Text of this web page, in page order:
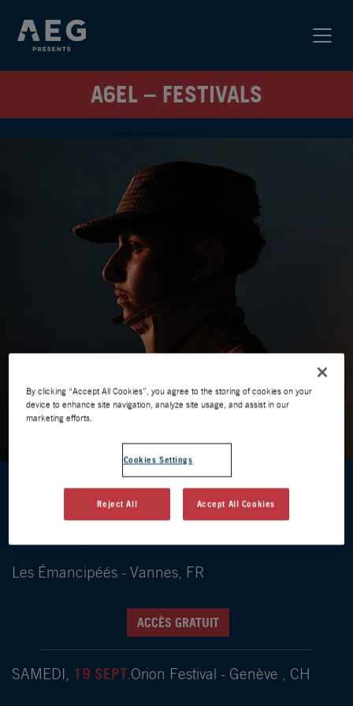
A6EL – FESTIVALS
DATES DES ÉVÈNEMENTS
Les Émancipéés - Vannes, FR
ACCÈS GRATUIT
SAMEDI, 19 SEPT.Orion Festival - Genève , CH
By clicking “Accept All Cookies”, you agree to the storing of cookies on your
device to enhance site navigation, analyze site usage, and assist in our
marketing efforts.
Cookies Settings
Reject All Accept All Cookies